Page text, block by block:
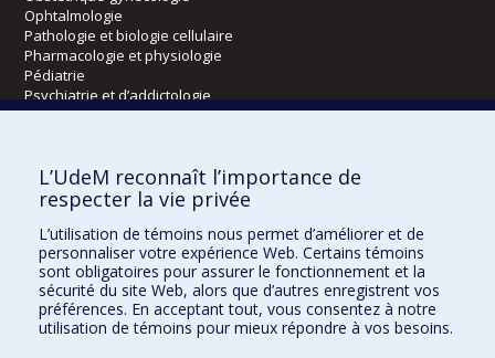
Ophtalmologie
Pathologie et biologie cellulaire
Pharmacologie et physiologie
Pédiatrie
Psychiatrie et d’addictologie
Radiologie, radio-oncologie et médecine nucléaire
Écoles
Orthophonie et audiologie
Réadaptation
Directions
L’UdeM reconnaît l’importance de
respecter la vie privée
L’utilisation de témoins nous permet d’améliorer et de
personnaliser votre expérience Web. Certains témoins
sont obligatoires pour assurer le fonctionnement et la
sécurité du site Web, alors que d’autres enregistrent vos
préférences. En acceptant tout, vous consentez à notre
utilisation de témoins pour mieux répondre à vos besoins.